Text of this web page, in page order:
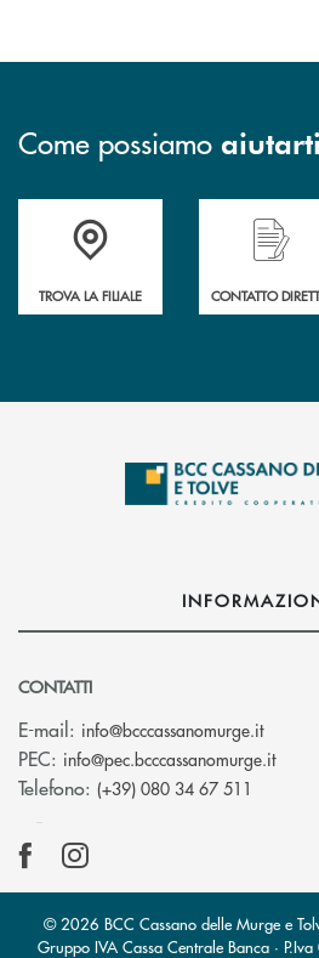
Come possiamo aiutarti
Accedi all' elenco completo delle filiali
TROVA LA FILIALE
Hai bisogno
CONTATTO
CONTATTI
E-mail: info@bcccassanomurge.it(si
PEC: info@pec.bcccassanomurge.it(si
Telefono: (+39) 080 34 67 511
© 2026 BCC Cassano delle Murge e
Gruppo IVA Cassa Centrale Banca ·